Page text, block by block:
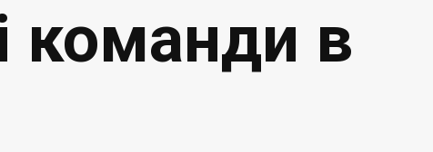
команди в